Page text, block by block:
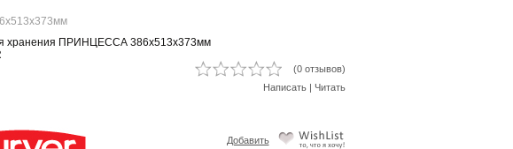
хранения ПРИНЦЕССА 386х513х373мм
(0 отзывов)
Написать| Читать
Добавить